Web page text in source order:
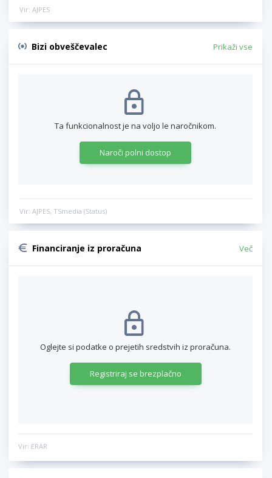
Vir: AJPES
Bizi obveščevalec Prikaži vse
Ta funkcionalnost je na voljo le naročnikom.
Naroči polni dostop
Vir: AJPES, TSmedia (Status)
Financiranje iz proračuna Več
Oglejte si podatke o prejetih sredstvih iz proračuna.
Registriraj se brezplačno
Vir: ERAR